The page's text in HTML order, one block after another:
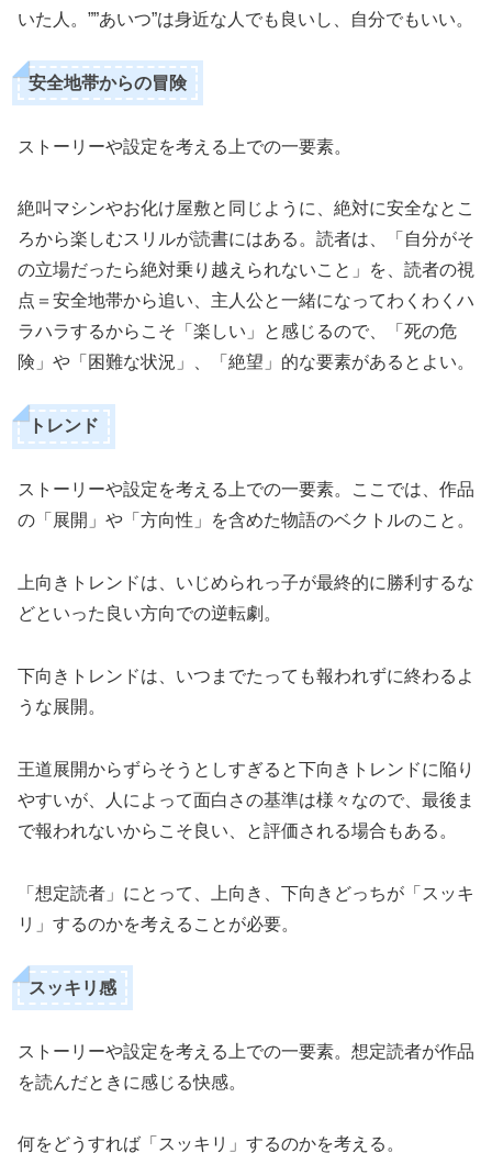
いた人。””あいつ”は身近な人でも良いし、自分でもいい。
安全地帯からの冒険
ストーリーや設定を考える上での一要素。
絶叫マシンやお化け屋敷と同じように、絶対に安全なとこ
ろから楽しむスリルが読書にはある。読者は、「自分がそ
の立場だったら絶対乗り越えられないこと」を、読者の視
点＝安全地帯から追い、主人公と一緒になってわくわくハ
ラハラするからこそ「楽しい」と感じるので、「死の危
険」や「困難な状況」、「絶望」的な要素があるとよい。
トレンド
ストーリーや設定を考える上での一要素。ここでは、作品
の「展開」や「方向性」を含めた物語のベクトルのこと。
上向きトレンドは、いじめられっ子が最終的に勝利するな
どといった良い方向での逆転劇。
下向きトレンドは、いつまでたっても報われずに終わるよ
うな展開。
王道展開からずらそうとしすぎると下向きトレンドに陥り
やすいが、人によって面白さの基準は様々なので、最後ま
で報われないからこそ良い、と評価される場合もある。
「想定読者」にとって、上向き、下向きどっちが「スッキ
リ」するのかを考えることが必要。
スッキリ感
ストーリーや設定を考える上での一要素。想定読者が作品
を読んだときに感じる快感。
何をどうすれば「スッキリ」するのかを考える。